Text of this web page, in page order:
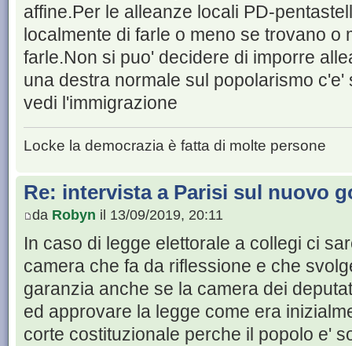
affine.Per le alleanze locali PD-
localmente di farle o meno se trovano o
farle.Non si puo' decidere di imporre
una destra normale sul popolarismo
vedi l'immigrazione
Locke la democrazia è fatta di molte persone
Re: intervista a Parisi sul nuovo
da Robyn il 13/09/2019, 20:11
In caso di legge elettorale a collegi ci
camera che fa da riflessione e che
garanzia anche se la camera dei
ed approvare la legge come era
corte costituzionale perche il popolo e'